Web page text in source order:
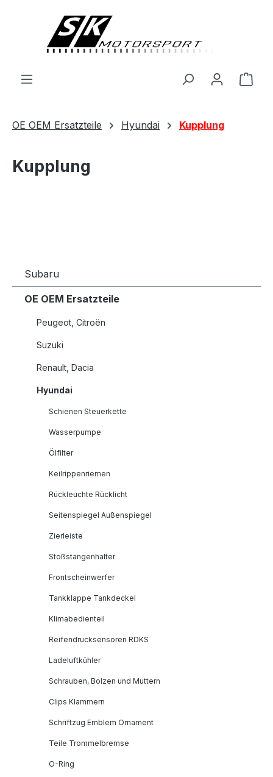
OE OEM Ersatzteile Hyundai Kupplung
Kupplung
Subaru
OE OEM Ersatzteile
Peugeot, Citroën
Suzuki
Renault, Dacia
Hyundai
Schienen Steuerkette
Wasserpumpe
Ölfilter
Keilrippenriemen
Rückleuchte Rücklicht
Seitenspiegel Außenspiegel
Zierleiste
Stoßstangenhalter
Frontscheinwerfer
Tankklappe Tankdeckel
Klimabedienteil
Reifendrucksensoren RDKS
Ladeluftkühler
Schrauben, Bolzen und Muttern
Clips Klammern
Schriftzug Emblem Ornament
Teile Trommelbremse
O-Ring